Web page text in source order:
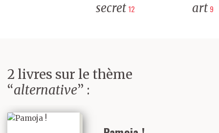
secret 12 art 9
2 livres sur le thème
“alternative” :